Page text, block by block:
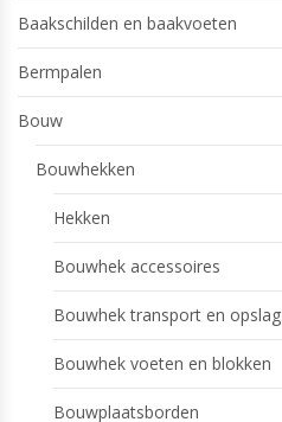
Baakschilden en baakvoeten
Bermpalen
Bouw
Bouwhekken
Hekken
Bouwhek accessoires
Bouwhek transport en opslag
Bouwhek voeten en blokken
Bouwplaatsborden